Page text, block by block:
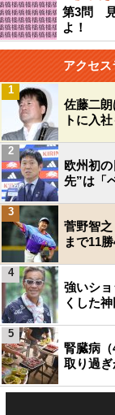
第3問 見
よ！
アクセ
佐藤二
トに入
1
欧州初
先”は「
2
菅野智
まで11
3
強いシ
くした
4
腎臓病
取り過
5